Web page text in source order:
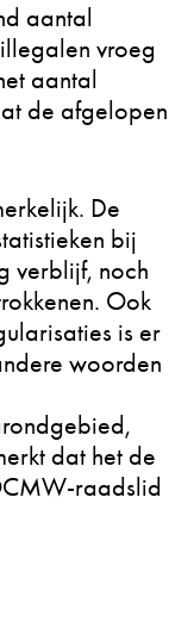
aantal
vroeg
aantal
de afgelopen
De
bij
verblijf, noch
Ook
is er
woorden
dat het de
raadslid